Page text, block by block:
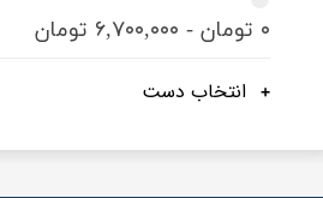
۰ تومان - ۶,۷۰۰,۰۰۰ تومان
انتخاب دست